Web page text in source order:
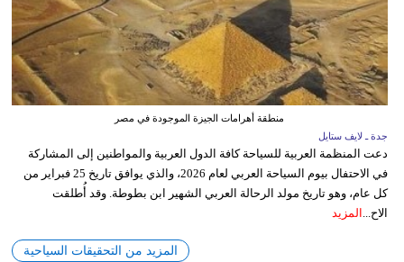
منطقة أهرامات الجيزة الموجودة في مصر
جدة ـ لايف ستايل
دعت المنظمة العربية للسياحة كافة الدول العربية والمواطنين إلى المشاركة
في الاحتفال بيوم السياحة العربي لعام 2026، والذي يوافق تاريخ 25 فبراير من
كل عام، وهو تاريخ مولد الرحالة العربي الشهير ابن بطوطة. وقد أُطلقت
الاح... المزيد
المزيد من التحقيقات السياحية